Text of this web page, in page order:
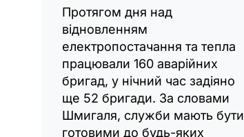
Протягом дня над
відновленням
електропостачання та тепла
працювали 160 аварійних
бригад, у нічний час задіяно
ще 52 бригади. За словами
Шмигаля, служби мають бути
готовими до будь-яких